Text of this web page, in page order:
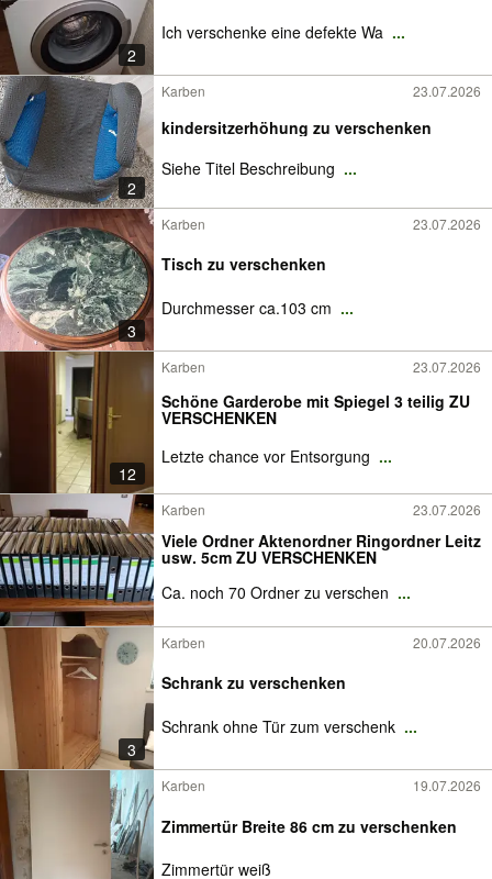
2
Ich verschenke eine defekte Wa ...
2
Karben 23.07.2026
kindersitzerhöhung zu verschenken
Siehe Titel Beschreibung ...
3
Karben 23.07.2026
Tisch zu verschenken
Durchmesser ca.103 cm ...
12
Karben 23.07.2026
Schöne Garderobe mit Spiegel 3 teilig ZU
VERSCHENKEN
Letzte chance vor Entsorgung ...
Karben 23.07.2026
Viele Ordner Aktenordner Ringordner Leitz
usw. 5cm ZU VERSCHENKEN
Ca. noch 70 Ordner zu verschen ...
3
Karben 20.07.2026
Schrank zu verschenken
Schrank ohne Tür zum verschenk ...
Karben 19.07.2026
Zimmertür Breite 86 cm zu verschenken
Zimmertür weiß